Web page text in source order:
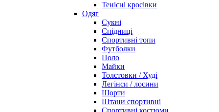
Тенісні кросівки
Одяг
Сукні
Спідниці
Спортивні топи
Футболки
Поло
Майки
Толстовки / Худі
Легінси / лосини
Шорти
Штани спортивні
Спортивні костюми